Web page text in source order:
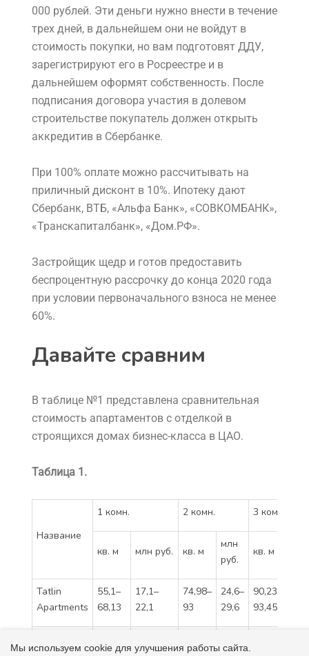
000 рублей. Эти деньги нужно внести в течение
трех дней, в дальнейшем они не войдут в
стоимость покупки, но вам подготовят ДДУ,
зарегистрируют его в Росреестре и в
дальнейшем оформят собственность. После
подписания договора участия в долевом
строительстве покупатель должен открыть
аккредитив в Сбербанке.
При 100% оплате можно рассчитывать на
приличный дисконт в 10%. Ипотеку дают
Сбербанк, ВТБ, «Альфа Банк», «СОВКОМБАНК»,
«Транскапиталбанк», «Дом.РФ».
Застройщик щедр и готов предоставить
беспроцентную рассрочку до конца 2020 года
при условии первоначального взноса не менее
60%.
Давайте сравним
В таблице №1 представлена сравнительная
стоимость апартаментов с отделкой в
строящихся домах бизнес-класса в ЦАО.
Таблица 1.
Название
1 комн. 2 комн. 3 комн.
кв. м млн руб. кв. м
млн
руб.
кв. м
Tatlin
Apartments
55,1–
68,13
17,1–
22,1
74,98–
93
24,6–
29,6
90,23–
93,45
Мы используем cookie для улучшения работы сайта.